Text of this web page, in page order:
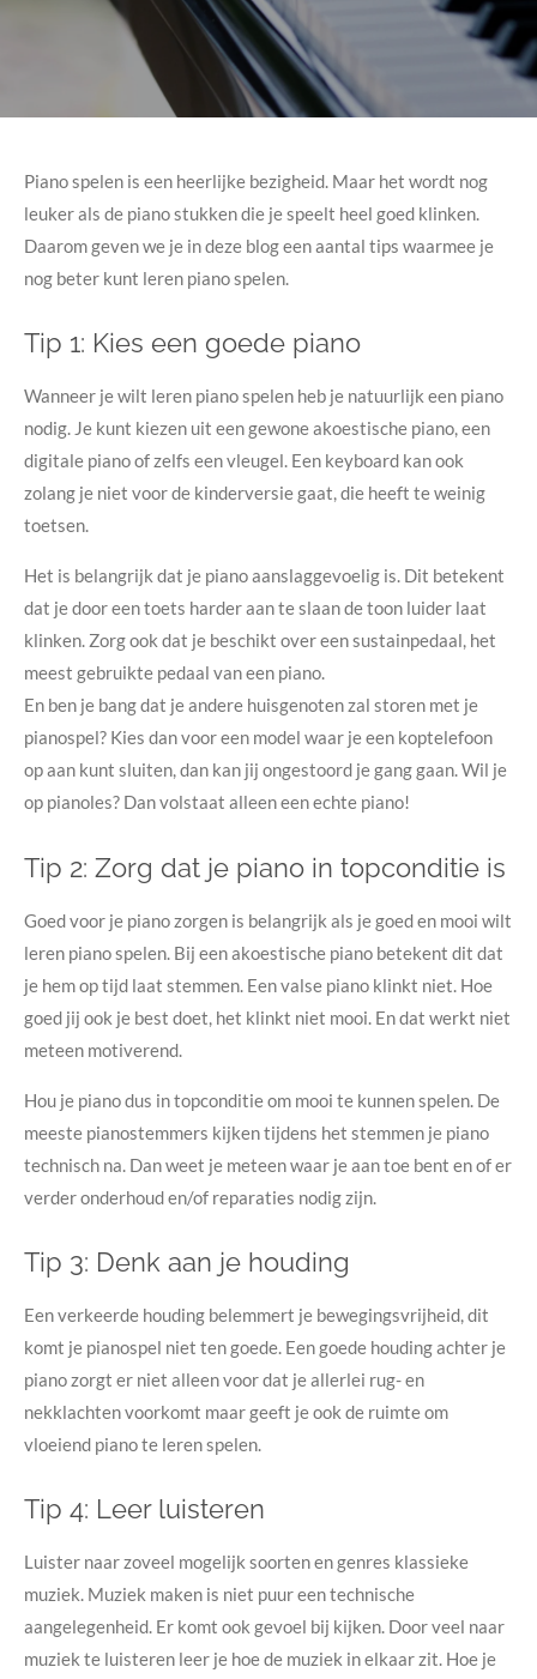
Piano spelen is een heerlijke bezigheid. Maar het wordt nog
leuker als de piano stukken die je speelt heel goed klinken.
Daarom geven we je in deze blog een aantal tips waarmee je
nog beter kunt leren piano spelen.
Tip 1: Kies een goede piano
Wanneer je wilt leren piano spelen heb je natuurlijk een piano
nodig. Je kunt kiezen uit een gewone akoestische piano, een
digitale piano of zelfs een vleugel. Een keyboard kan ook
zolang je niet voor de kinderversie gaat, die heeft te weinig
toetsen.
Het is belangrijk dat je piano aanslaggevoelig is. Dit betekent
dat je door een toets harder aan te slaan de toon luider laat
klinken. Zorg ook dat je beschikt over een sustainpedaal, het
meest gebruikte pedaal van een piano.
En ben je bang dat je andere huisgenoten zal storen met je
pianospel? Kies dan voor een model waar je een koptelefoon
op aan kunt sluiten, dan kan jij ongestoord je gang gaan. Wil je
op pianoles? Dan volstaat alleen een echte piano!
Tip 2: Zorg dat je piano in topconditie is
Goed voor je piano zorgen is belangrijk als je goed en mooi wilt
leren piano spelen. Bij een akoestische piano betekent dit dat
je hem optijd laat stemmen. Een valse piano klinkt niet. Hoe
goed jij ook je best doet, het klinkt niet mooi. En dat werkt niet
meteen motiverend.
Hou je piano dus in topconditie om mooi te kunnen spelen. De
meeste pianostemmers kijken tijdens het stemmen je piano
technisch na. Dan weet je meteen waar je aan toe bent en of er
verder onderhoud en/of reparaties nodig zijn.
Tip 3: Denk aan je houding
Een verkeerde houding belemmert je bewegingsvrijheid, dit
komt je pianospel niet ten goede. Een goede houding achter je
piano zorgt er niet alleen voor dat je allerlei rug- en
nekklachten voorkomt maar geeft je ook de ruimte om
vloeiend piano te leren spelen.
Tip 4: Leer luisteren
Luister naar zoveel mogelijk soorten en genres klassieke
muziek. Muziek maken is niet puur een technische
aangelegenheid. Er komt ook gevoel bij kijken. Door veel naar
muziek te luisteren leer je hoe de muziek in elkaar zit. Hoe je